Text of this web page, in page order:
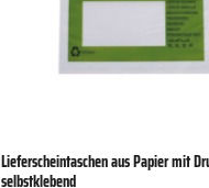
Lieferscheintaschen aus Papier mit
selbstklebend